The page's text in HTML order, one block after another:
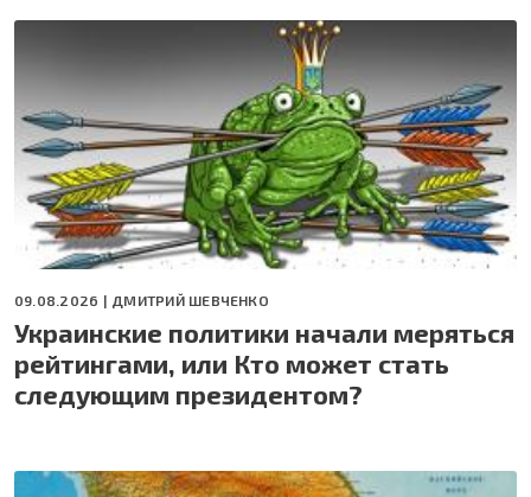
09.08.2026 | ДМИТРИЙ ШЕВЧЕНКО
Украинские политики начали меряться
рейтингами, или Кто может стать
следующим президентом?